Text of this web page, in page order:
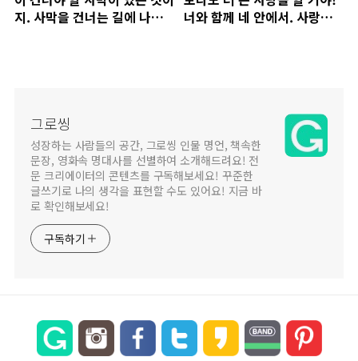
지. 사막을 건너는 길에 나는
너와 함께 네 안에서. 사랑이
그로씽
성장하는 사람들의 공간, 그로씽 인물 명언, 책속한
문장, 영화속 명대사를 선별하여 소개해드려요! 전
문 크리에이터의 콘텐츠를 구독해보세요! 꾸준한
글쓰기로 나의 생각을 표현할 수도 있어요! 지금 바
로 확인해보세요!
구독하기